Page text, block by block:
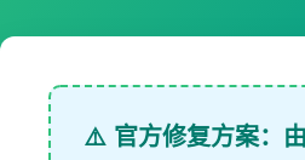
⚠️ 官方修复方案：